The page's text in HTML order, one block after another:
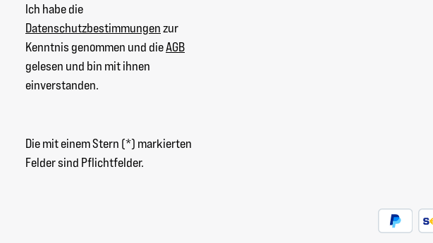
Ich habe die
Datenschutzbestimmungenzur
Kenntnis genommen und dieAGB
gelesen und bin mit ihnen
einverstanden.
Die mit einem Stern (*) markierten
Felder sind Pflichtfelder.